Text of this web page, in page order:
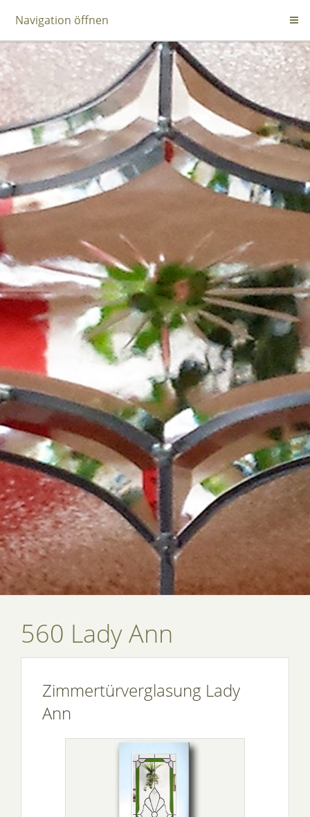
Navigation öffnen
560 Lady Ann
Zimmertürverglasung Lady
Ann